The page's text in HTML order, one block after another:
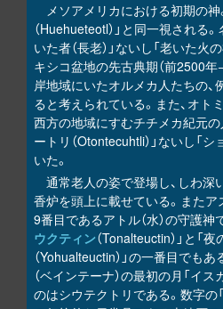
メソアメリカにおける初期の神
（Huehueteotl）」と同一視される
いた者（長老）」ないし「老いた火
キシコ盆地の先古典期（前2500年
岸地域にいたオルメカ人たちの、
ると考えられている。また、オト
西方の地域にすむチチメカ紀元の
ートリ（Otontecuhtli）」ないし「シ
いた。
通常老人の姿で登場し、しわ深
香炉を頭上に載せている。またア
9番目であるアトル（水）の守護神
ウクティン（Tonalteuctin）」と「夜
（Yohualteuctin）」の一番目でも
（ベインテーナ）の最初の月「イス
のはシウテクトリである。数字の